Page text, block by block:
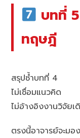
บทที่ 5
ทฤษฎี
สรุปซ้ำบทที่ 4
ไม่เชื่อมแนวคิด
ไม่อ้างอิงงานวิจัยเ
ตรงนี้อาจารย์จะมอ